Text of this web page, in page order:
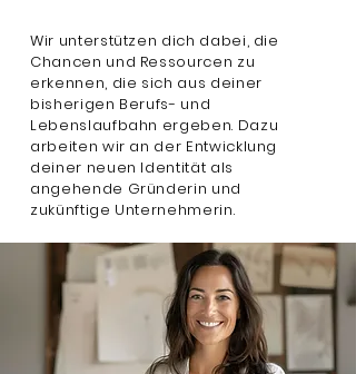
Wir unterstützen dich dabei, die
Chancen und Ressourcen zu
erkennen, die sich aus deiner
bisherigen Berufs- und
Lebenslaufbahn ergeben. Dazu
arbeiten wir an der Entwicklung
deiner neuen Identität als
angehende Gründerin und
zukünftige Unternehmerin.